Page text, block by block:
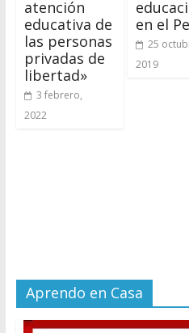
atención
educativa de
las personas
privadas de
libertad»
3 febrero,
2022
en el
25
2019
Aprendo en Casa